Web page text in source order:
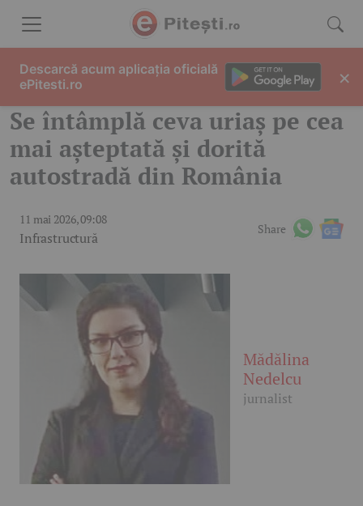
Se întâmplă ceva uriaș pe cea
mai așteptată și dorită
autostradă din România
11 mai 2026, 09:08
Infrastructură
Share
Mădălina
Nedelcu
jurnalist
Descarcă acum aplicația oficială
ePitesti.ro
×